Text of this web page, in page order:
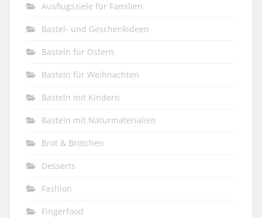
Ausflugsziele für Familien
Bastel- und Geschenkideen
Basteln für Ostern
Basteln für Weihnachten
Basteln mit Kindern
Basteln mit Naturmaterialien
Brot & Brötchen
Desserts
Fashion
Fingerfood